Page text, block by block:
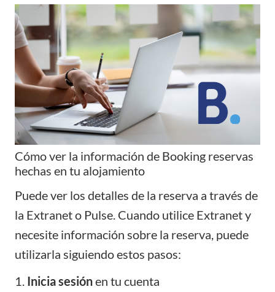
Cómo ver la información de Booking reservas
hechas en tu alojamiento
Puede ver los detalles de la reserva a través de
la Extranet o Pulse. Cuando utilice Extranet y
necesite información sobre la reserva, puede
utilizarla siguiendo estos pasos:
1. Inicia sesiónen tu cuenta